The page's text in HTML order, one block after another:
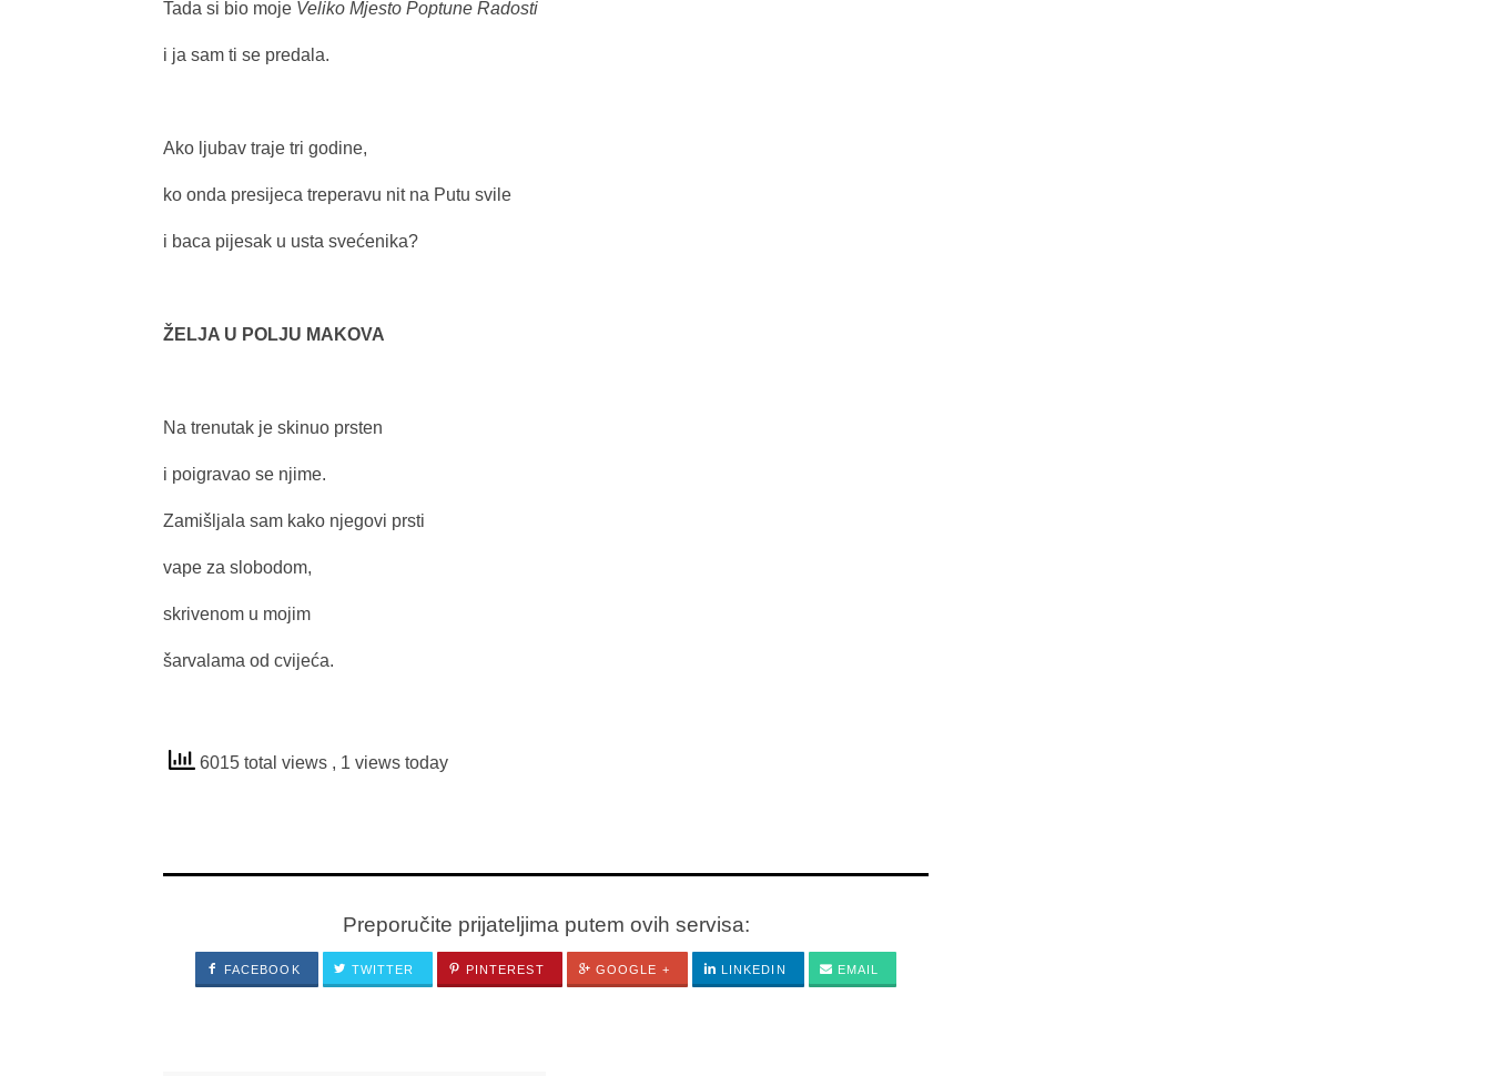
Tada si bio moje Veliko Mjesto Poptune Radosti
i ja sam ti se predala.
Ako ljubav traje tri godine,
ko onda presijeca treperavu nit na Putu svile
i baca pijesak u usta svećenika?
ŽELJA U POLJU MAKOVA
Na trenutak je skinuo prsten
i poigravao se njime.
Zamišljala sam kako njegovi prsti
vape za slobodom,
skrivenom u mojim
šarvalama od cvijeća.
6015 total views , 1 views today
Preporučite prijateljima putem ovih servisa:
FACEBOOK TWITTER PINTEREST GOOGLE + LINKEDIN EMAIL